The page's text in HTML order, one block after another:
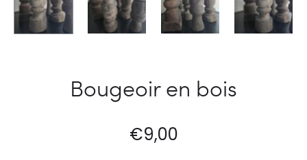
Bougeoir en bois
€9,00